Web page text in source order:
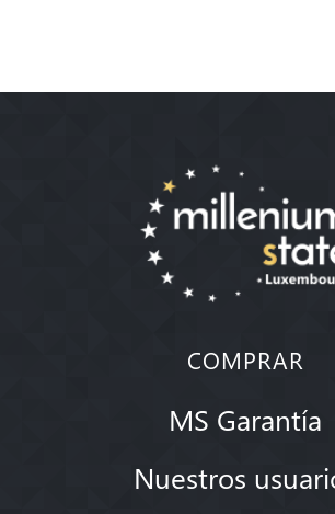
COMPRAR
MS Garantía
Nuestros